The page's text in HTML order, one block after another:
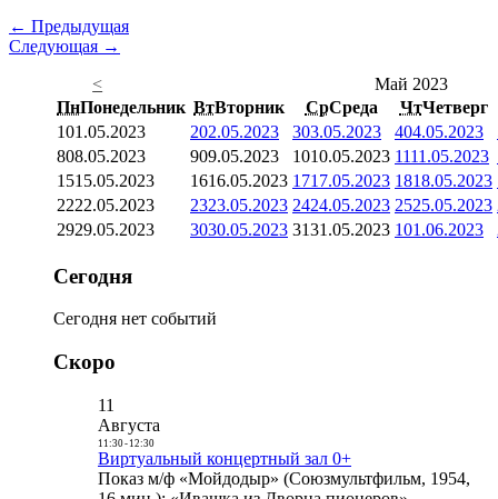
← Предыдущая
Следующая →
<
Май 2023
ПнПонедельник ВтВторник СрСреда ЧтЧетверг
101.05.2023 202.05.2023 303.05.2023 404.05.2023
808.05.2023 909.05.2023 1010.05.2023 1111.05.2023
1515.05.2023 1616.05.2023 1717.05.2023 1818.05.2023
2222.05.2023 2323.05.2023 2424.05.2023 2525.05.2023
2929.05.2023 3030.05.2023 3131.05.2023 101.06.2023
Сегодня
Сегодня нет событий
Скоро
11
Августа
11:30- 12:30
Виртуальный концертный зал 0+
Показ м/ф «Мойдодыр» (Союзмультфильм, 1954,